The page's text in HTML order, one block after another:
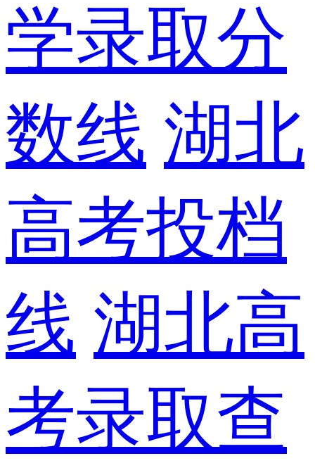
学录取分
数线 湖北
高考投档
线 湖北高
考录取查